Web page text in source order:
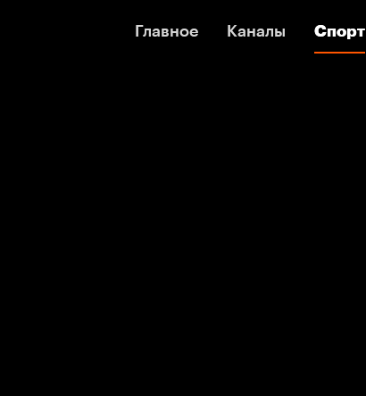
Главное Каналы Спорт
Главное Каналы Спорт